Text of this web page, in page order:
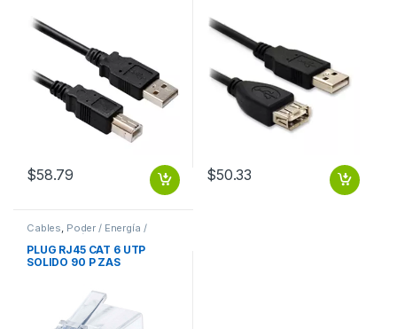
$58.79 $50.33
Cables Poder / Energía /
Alimentación
PLUG RJ45 CAT 6 UTP
SOLIDO 90 P ZAS